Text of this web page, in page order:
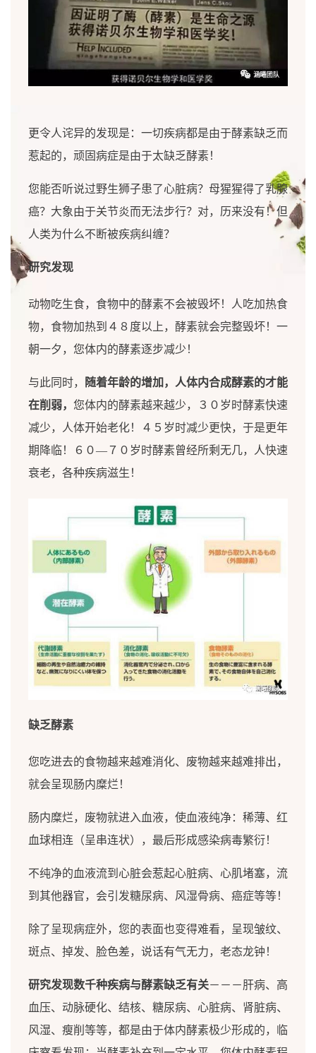
更令人诧异的发现是：一切疾病都是由于酵素缺乏而
惹起的，顽固病症是由于太缺乏酵素！
您能否听说过野生狮子患了心脏病？母猩猩得了乳腺
癌？大象由于关节炎而无法步行？对，历来没有！但
人类为什么不断被疾病纠缠？
研究发现
动物吃生食， 食物中的酵素不会被毁坏！人吃加热食
物，食物加热到４８度以上，酵素就会完整毁坏！一
朝一夕，您体内的酵素逐步减少！
与此同时，
随着年龄的增加，人体内合成酵素的才能
在削弱， 您体内的酵素越来越少，３０岁时酵素快速
减少，人体开始老化！４５岁时减少更快，于是更年
期降临！６０—７０岁时酵素曾经所剩无几，人快速
衰老，各种疾病滋生！
缺乏酵素
您吃进去的食物越来越难消化、废物越来越难排出，
就会呈现肠内糜烂！
肠内糜烂，废物就进入血液，使血液纯净：稀薄、红
血球相连（呈串连状），最后形成感染病毒繁衍！
不纯净的血液流到心脏会惹起心脏病、心肌堵塞，流
到其他器官，会引发糖尿病、风湿骨病、癌症等等！
除了呈现病症外，您的表面也变得难看，呈现皱纹、
斑点、掉发、脸色差，说话有气无力，老态龙钟！
研究发现数千种疾病与酵素缺乏有关－－－肝病、高
血压、动脉硬化、结核、糖尿病、心脏病、肾脏病、
风湿、瘦削等等，都是由于体内酵素极少形成的，临